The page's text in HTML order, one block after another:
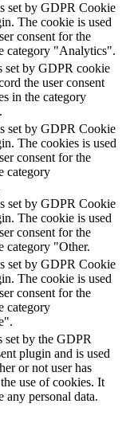
set by GDPR Cookie
The cookie is used
consent for the
category "Analytics".
set by GDPR cookie
the user consent
in the category
set by GDPR Cookie
The cookies is used
consent for the
category
set by GDPR Cookie
The cookie is used
consent for the
category "Other.
set by GDPR Cookie
The cookie is used
consent for the
category
set by the GDPR
plugin and is used
or not user has
use of cookies. It
any personal data.